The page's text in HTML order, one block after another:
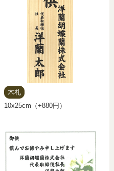
木札
10x25cm（+880円）